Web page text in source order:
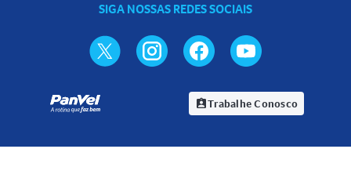
SIGA NOSSAS REDES SOCIAIS
assignment_indTrabalhe Conosco